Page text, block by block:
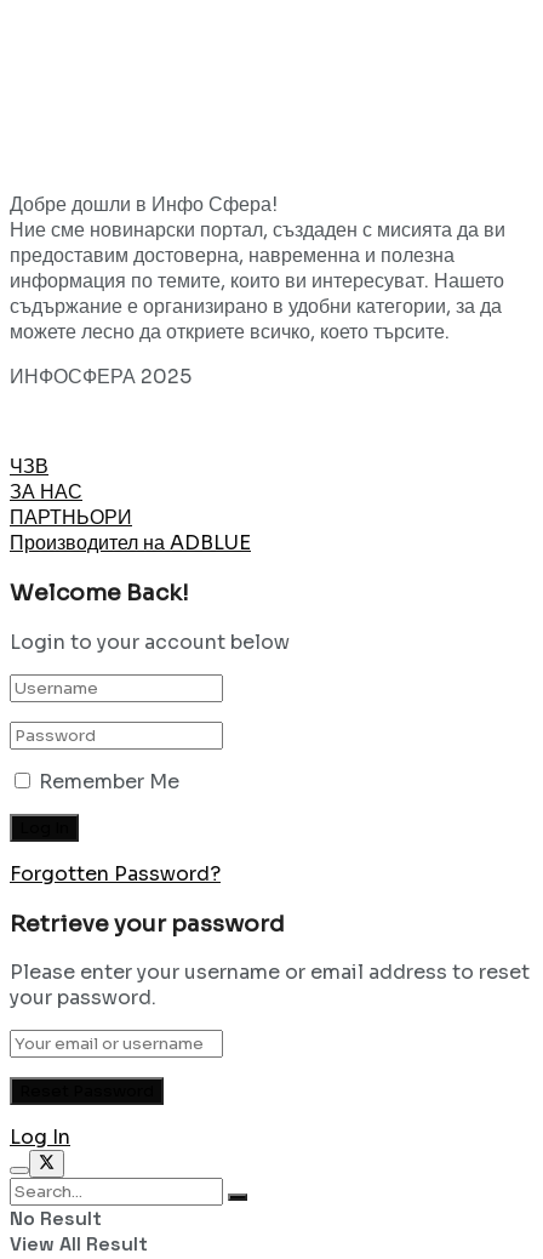
Добре дошли в Инфо Сфера!
Ние сме новинарски портал, създаден с мисията да ви
предоставим достоверна, навременна и полезна
информация по темите, които ви интересуват. Нашето
съдържание е организирано в удобни категории, за да
можете лесно да откриете всичко, което търсите.
ИНФОСФЕРА 2025
ЧЗВ
ЗА НАС
ПАРТНЬОРИ
Производител на ADBLUE
Welcome Back!
Login to your account below
Remember Me
Forgotten Password?
Retrieve your password
Please enter your username or email address to reset
your password.
Log In
No Result
View All Result